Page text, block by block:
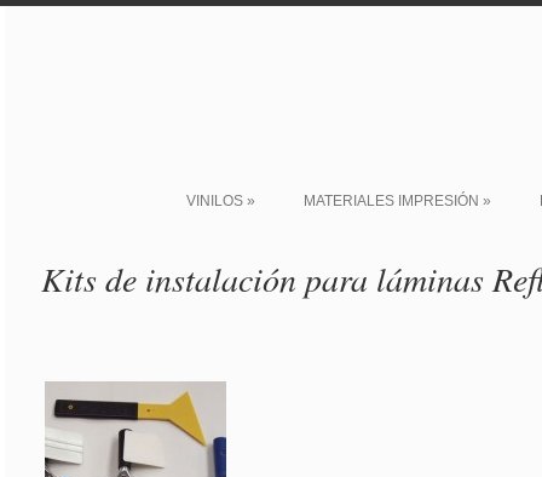
VINILOS» MATERIALES IMPRESIÓN »
Kits de instalación para láminas